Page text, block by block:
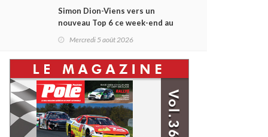
Simon Dion-Viens vers un
nouveau Top 6 ce week-end au
GP3R, en série NASCAR Canada ?
Mercredi 5 août 2026